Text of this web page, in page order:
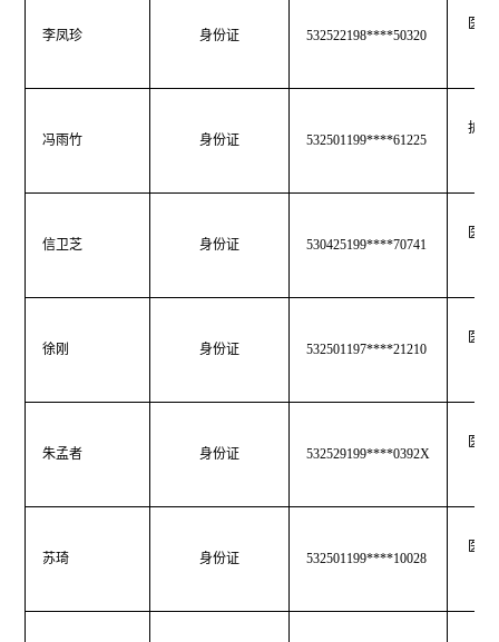
李凤珍 身份证 532522198****50320
医师
冯雨竹 身份证 532501199****61225
护士
信卫芝 身份证 530425199****70741
医师
徐刚 身份证 532501197****21210
医师
朱孟者 身份证 532529199****0392X
医师
苏琦 身份证 532501199****10028
医师